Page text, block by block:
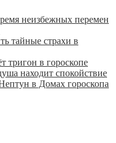
неизбежных перемен
тайные страхи в
тригон в гороскопе
находит спокойствие
в Домах гороскопа